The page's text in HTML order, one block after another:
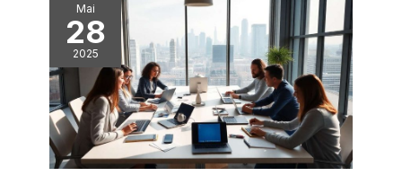
Mai
28
2025